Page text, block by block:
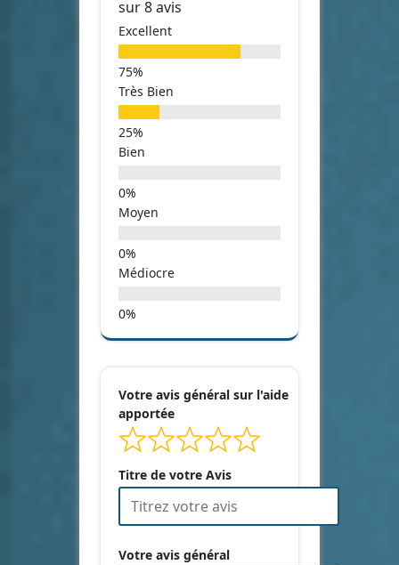
sur 8 avis
Excellent
Très Bien
Bien
Moyen
Médiocre
Votre avis général sur l'aide
apportée
Titre de votre Avis
Votre avis général